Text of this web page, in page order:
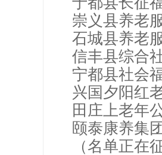
崇义县养老
石城县养老
信丰县综合
宁都县社会
兴国夕阳红
田庄上老年
颐泰康养集
（名单正